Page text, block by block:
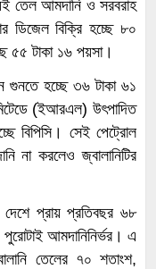
তেল আমদানি ও সরবরাহ
ডিজেল বিক্রি হচ্ছে ৮০
৫৫ টাকা ১৬ পয়সা।
গুনতে হচ্ছে ৩৬ টাকা ৬১
(ইআরএল) উৎপাদিত
বিপিসি। সেই পেট্রোল
না করলেও জ্বালানিটির
দেশে প্রায় প্রতিবছর ৬৮
পুরোটাই আমদানিনির্ভর। এ
তেলের ৭০ শতাংশ,